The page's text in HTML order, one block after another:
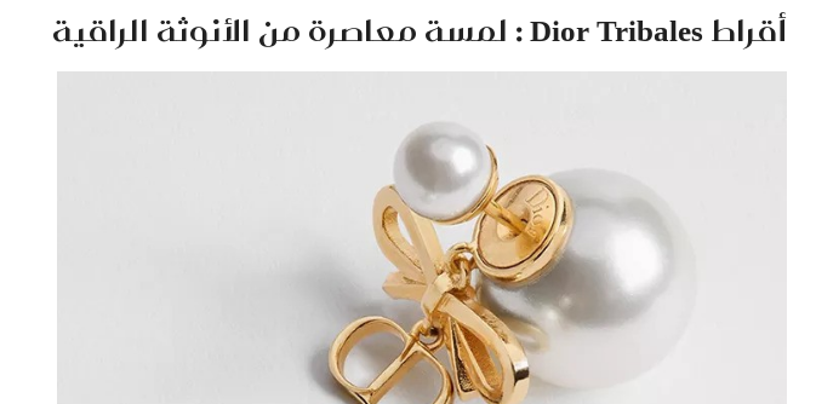
أقراط Dior Tribales : لمسة معاصرة من الأنوثة الراقية